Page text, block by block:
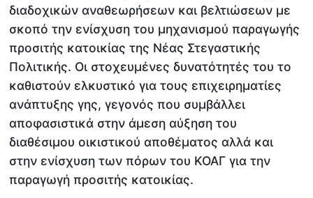
διαδοχικών αναθεωρήσεων και βελτιώσεων με
σκοπό την ενίσχυση του μηχανισμού παραγωγής
προσιτής κατοικίας της Νέας Στεγαστικής
Πολιτικής. Οι στοχευμένες δυνατότητές του το
καθιστούν ελκυστικό για τους επιχειρηματίες
ανάπτυξης γης, γεγονός που συμβάλλει
αποφασιστικά στην άμεση αύξηση του
διαθέσιμου οικιστικού αποθέματος αλλά και
στην ενίσχυση των πόρων του ΚΟΑΓ για την
παραγωγή προσιτής κατοικίας.